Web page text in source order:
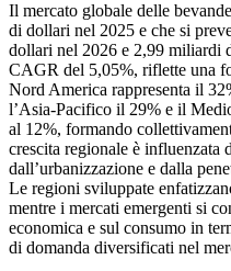
Il mercato globale delle
di dollari nel 2025 e che si
dollari nel 2026 e 2,99 miliardi
CAGR del 5,05%, riflette una
Nord America rappresenta il
l’Asia-Pacifico il 29% e il
al 12%, formando
crescita regionale è influenzata
dall’urbanizzazione e dalla
Le regioni sviluppate
mentre i mercati emergenti si
economica e sul consumo in
di domanda diversificati nel